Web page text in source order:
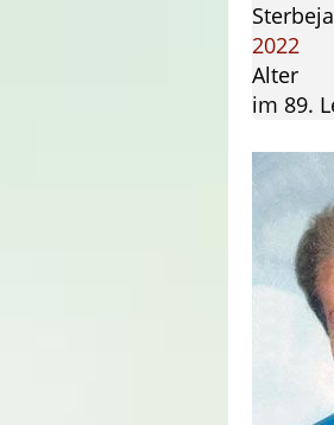
2022
Alter
im 89.